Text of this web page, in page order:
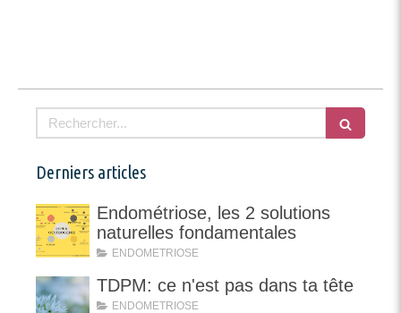
Rechercher
Derniers articles
Endométriose, les 2 solutions
naturelles fondamentales
ENDOMETRIOSE
TDPM: ce n'est pas dans ta tête
ENDOMETRIOSE